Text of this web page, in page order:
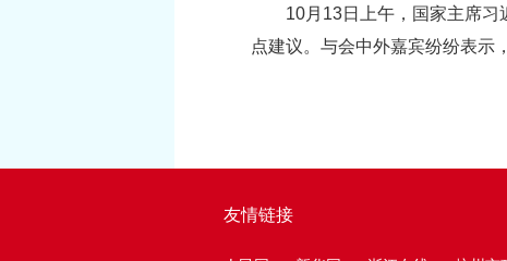
10月13日上午，国家主席
点建议。与会中外嘉宾纷纷表示
友情链接